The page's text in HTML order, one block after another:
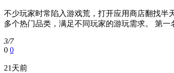
不少玩家时常陷入游戏荒，打开应用商店翻找半
多个热门品类，满足不同玩家的游玩需求。 第
3/7
0 0
21天前